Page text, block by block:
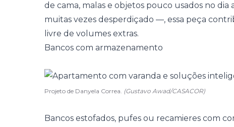
de cama, malas e objetos pouco usados no
muitas vezes desperdiçado —, essa peça
livre de volumes extras.
Bancos com armazenamento
Projeto de Danyela Correa. (Gustavo Awad/CASACOR)
Bancos estofados, pufes ou recamieres com